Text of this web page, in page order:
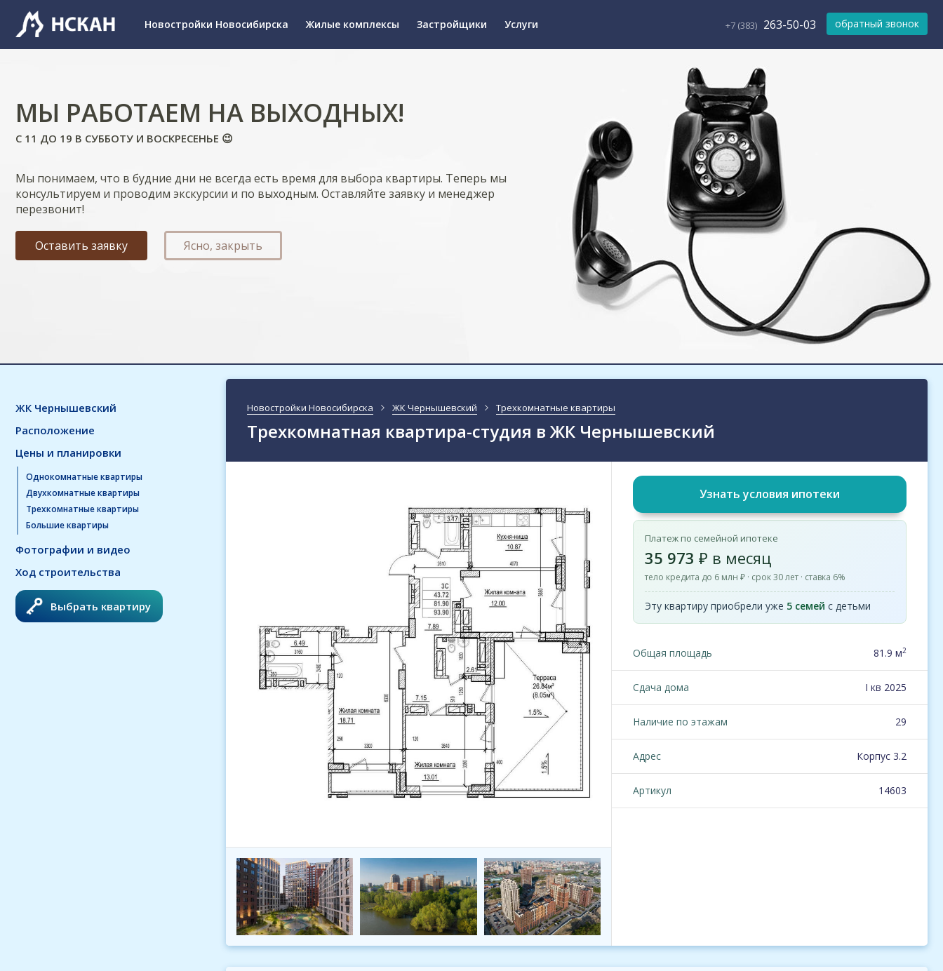
+7 (383) 263-50-03 обратный звонок
Новостройки Новосибирска Жилые комплексы Застройщики Услуги
МЫ РАБОТАЕМ НА ВЫХОДНЫХ!
С 11 ДО 19 В СУББОТУ И ВОСКРЕСЕНЬЕ 😉
Мы понимаем, что в будние дни не всегда есть время для выбора квартиры. Теперь мы
консультируем и проводим экскурсии и по выходным. Оставляйте заявку и менеджер
перезвонит!
Оставить заявку Ясно, закрыть
ЖК Чернышевский
Расположение
Цены и планировки
Однокомнатные квартиры
Двухкомнатные квартиры
Трехкомнатные квартиры
Большие квартиры
Фотографии и видео
Ход строительства
Выбрать квартиру
Новостройки Новосибирска ЖК Чернышевский Трехкомнатные квартиры
Трехкомнатная квартира-студия в ЖК Чернышевский
Узнать условия ипотеки
Платеж по семейной ипотеке
35 973 ₽ в месяц
тело кредита до 6 млн ₽ · срок 30 лет · ставка 6%
Эту квартиру приобрели уже 5 семей с детьми
Общая площадь 81.9 м2
Сдача дома I кв 2025
Наличие по этажам 29
Адрес Корпус 3.2
Артикул 14603